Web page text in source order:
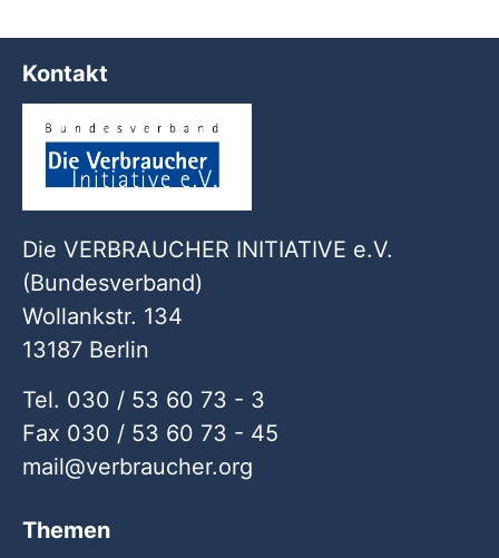
Kontakt
Die VERBRAUCHER INITIATIVE e.V.
(Bundesverband)
Wollankstr. 134
13187 Berlin
Tel. 030 / 53 60 73 - 3
Fax 030 / 53 60 73 - 45
mail
verbraucher org
Themen